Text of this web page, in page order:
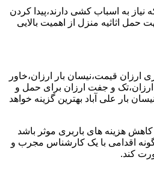
نیاز به اسباب کشی دارند،پیدا کردن
اثاثیه منزل از اهمیت بالایی
ارزان قیمت،نیسان بار ارزان،خاور
ارزان،تک و جفت ارزان برای حمل و
بار علی آباد بهترین گزینه خواهد
کاهش هزینه های باربری موثر باشد
اقدامی با یک کارشناس مجرب و
کند.